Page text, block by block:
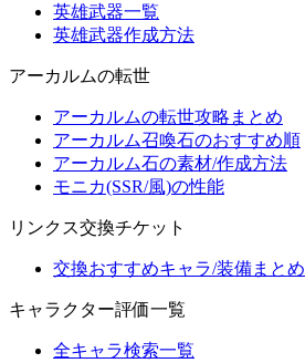
英雄武器一覧
英雄武器作成方法
アーカルムの転世
アーカルムの転世攻略まとめ
アーカルム召喚石のおすすめ順
アーカルム石の素材/作成方法
モニカ(SSR/風)の性能
リンクス交換チケット
交換おすすめキャラ/装備まとめ
キャラクター評価一覧
全キャラ検索一覧